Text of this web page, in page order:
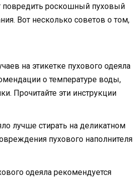
повредить роскошный пуховый
Вот несколько советов о том,
на этикетке пухового одеяла
о температуре воды,
Прочитайте эти инструкции
лучше стирать на деликатном
пухового наполнителя
одеяла рекомендуется